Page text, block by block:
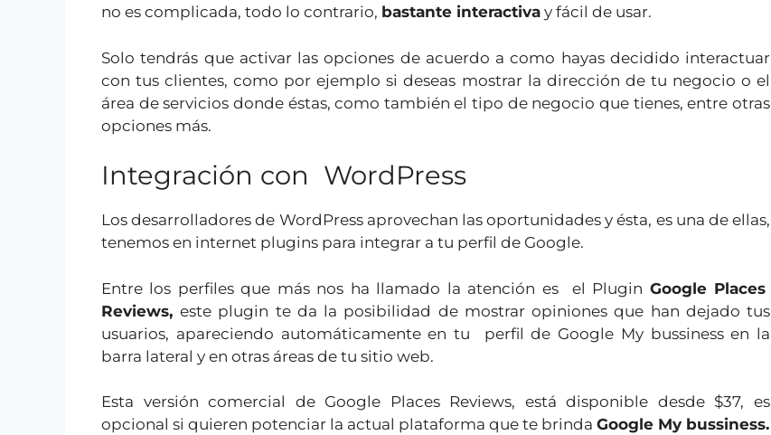
no es complicada, todo lo contrario, bastante interactiva y fácil de usar.
Solo tendrás que activar las opciones de acuerdo a como hayas decidido interactuar
con tus clientes, como por ejemplo si deseas mostrar la dirección de tu negocio o el
área de servicios donde éstas, como también el tipo de negocio que tienes, entre otras
opciones más.
Integración con WordPress
Los desarrolladores de WordPress aprovechan las oportunidades y ésta, es una de ellas,
tenemos en internet plugins para integrar a tu perfil de Google.
Entre los perfiles que más nos ha llamado la atención es el Plugin Google Places
Reviews,este plugin te da la posibilidad de mostrar opiniones que han dejado tus
usuarios, apareciendo automáticamente en tu perfil de Google My bussiness en la
barra lateral y en otras áreas de tu sitio web.
Esta versión comercial de Google Places Reviews, está disponible desde $37, es
opcional si quieren potenciar la actual plataforma que te brinda Google My bussiness.